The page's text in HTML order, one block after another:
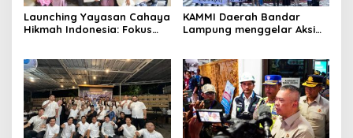
Launching Yayasan Cahaya
Hikmah Indonesia: Fokus
KAMMI Daerah Bandar
Lampung menggelar Aksi